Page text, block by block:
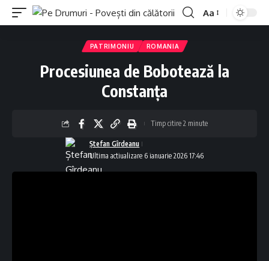
Font
Aa
PATRIMONIU ROMANIA
Procesiunea de Bobotează la
Constanța
Ultima actiualizare 6 ianuarie 2026 17:46
Ștefan Gîrdeanu
Timp citire 2 minute